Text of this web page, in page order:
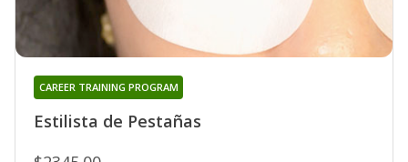
Estilista de Pestañas
CAREER TRAINING PROGRAM